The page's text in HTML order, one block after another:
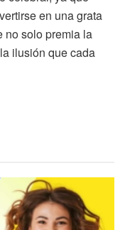
en una grata
no solo premia la
ilusión que cada